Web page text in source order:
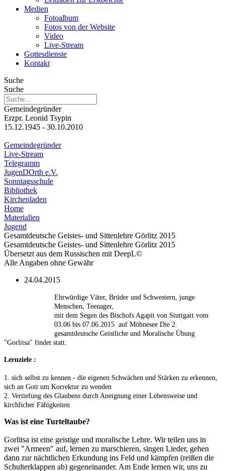
Medien
Fotoalbum
Fotos von der Website
Video
Live-Stream
Gottesdienste
Kontakt
Suche
Suche
Gemeindegründer
Erzpr. Leonid Tsypin
15.12.1945 - 30.10.2010
Gemeindegründer
Live-Stream
Telegramm
JugenDOrth e.V.
Sonntagsschule
Bibliothek
Kirchenladen
Home
Materialien
Jugend
Gesamtdeutsche Geistes- und Sittenlehre Görlitz 2015
Gesamtdeutsche Geistes- und Sittenlehre Görlitz 2015
Übersetzt aus dem Russischen mit DeepL©
Alle Angaben ohne Gewähr
24.04.2015
Ehrwürdige Väter, Brüder und Schwestern, junge
Menschen, Teenager,
mit dem Segen des Bischofs Agapit von Stuttgart vom
03.06 bis 07.06.2015 auf Möhnesee Die 2.
gesamtdeutsche Geistliche und Moralische Übung
"Gorlitsa" findet statt.
Lernziele :
1. sich selbst zu kennen - die eigenen Schwächen und Stärken zu erkennen,
sich an Gott um Korrektur zu wenden
2. Vertiefung des Glaubens durch Aneignung einer Lebensweise und
kirchlicher Fähigkeiten
Was ist eine Turteltaube?
Gorlitsa ist eine geistige und moralische Lehre. Wir teilen uns in
zwei "Armeen" auf, lernen zu marschieren, singen Lieder, gehen
dann zur nächtlichen Erkundung ins Feld und kämpfen (reißen die
Schulterklappen ab) gegeneinander. Am Ende lernen wir, uns zu